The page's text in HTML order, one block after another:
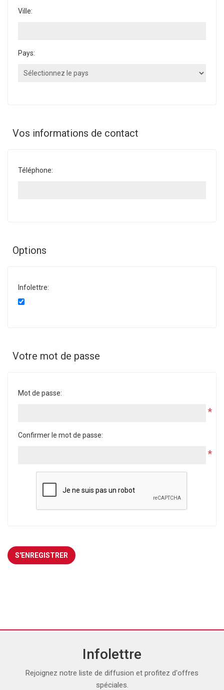
Ville:
Pays:
Vos informations de contact
Téléphone:
Options
Infolettre:
Votre mot de passe
Mot de passe:
*
Confirmer le mot de passe:
*
Infolettre
Rejoignez notre liste de diffusion et profitez d'offres
spéciales.